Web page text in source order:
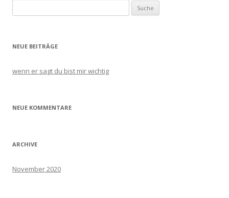
nach:
NEUE BEITRÄGE
wenn er sagt du bist mir wichtig
NEUE KOMMENTARE
ARCHIVE
November 2020